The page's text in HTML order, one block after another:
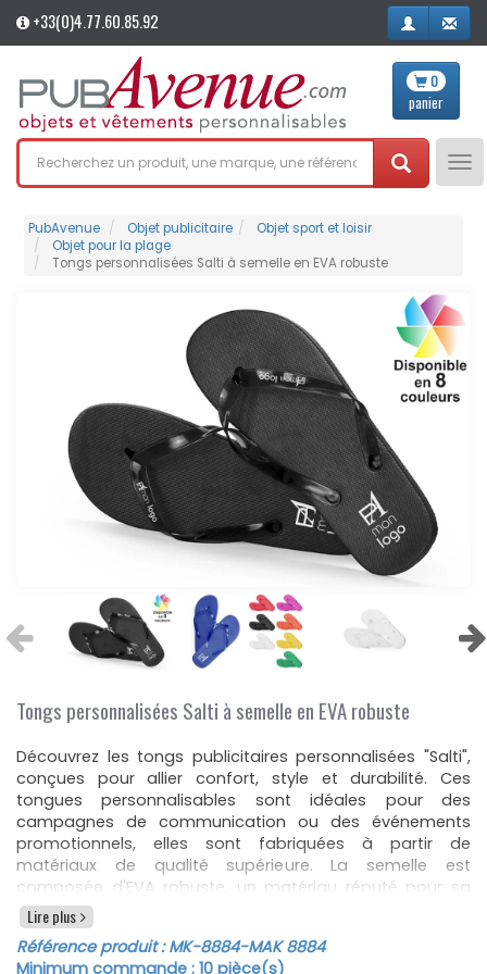
+33(0)4.77.60.85.92
0
panier
PubAvenue Objet publicitaire
Objet sport et loisir
Objet pour la plage
Tongs personnalisées Salti à semelle en EVA robuste
Tongs personnalisées Salti à semelle en EVA robuste
Découvrez les tongs publicitaires personnalisées "Salti",
conçues pour allier confort, style et durabilité. Ces
tongues personnalisables sont idéales pour des
campagnes de communication ou des événements
promotionnels, elles sont fabriquées à partir de
matériaux de qualité supérieure. La semelle est
composée d'EVA robuste, un matériau réputé pour sa
résistance et son confort, ce qui garantit une grande
durabilité et une excellente absorption des chocs. Le
dessus de la tong est en PVC souple, assurant une
Lire plus
Référence produit :MK-8884-MAK 8884
Minimum commande : 10 pièce(s)